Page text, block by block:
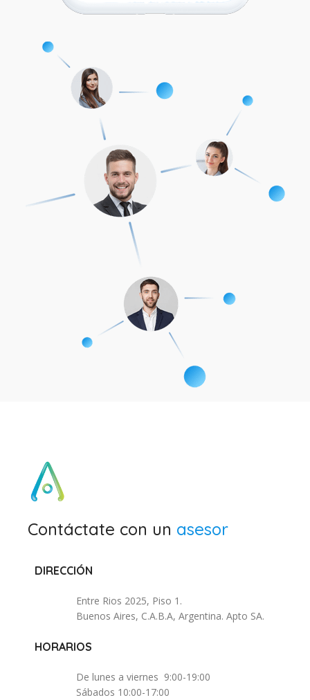
Contáctate con un asesor
DIRECCIÓN
Entre Rios 2025, Piso 1.
Buenos Aires, C.A.B.A, Argentina. Apto SA.
HORARIOS
De lunes a viernes 9:00-19:00
Sábados 10:00-17:00